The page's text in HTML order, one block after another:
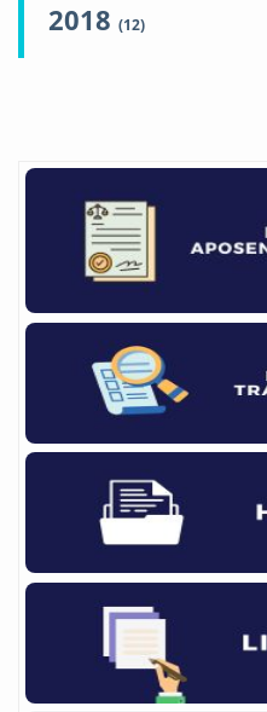
2018 (12)